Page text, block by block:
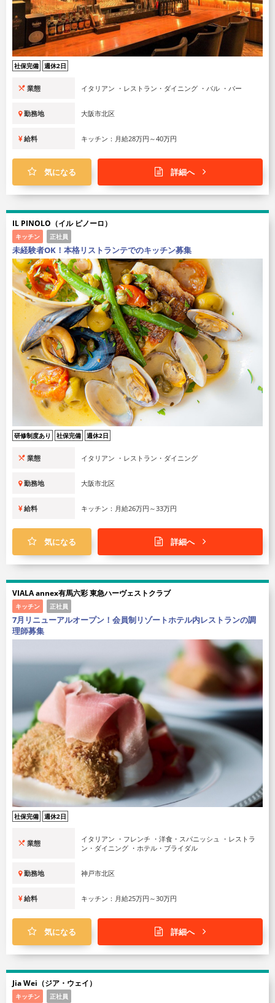
社保完備 週休2日
業態 イタリアン ・レストラン・ダイニング ・バル ・バー
勤務地 大阪市北区
給料 キッチン：月給28万円～40万円
気になる 詳細へ
IL PINOLO（イル ピノーロ）
キッチン 正社員
未経験者OK！本格リストランテでのキッチン募集
研修制度あり 社保完備 週休2日
業態 イタリアン ・レストラン・ダイニング
勤務地 大阪市北区
給料 キッチン：月給26万円～33万円
気になる 詳細へ
VIALA annex有馬六彩 東急ハーヴェストクラブ
キッチン 正社員
7月リニューアルオープン！会員制リゾートホテル内レストランの調
理師募集
社保完備 週休2日
業態
イタリアン ・フレンチ ・洋食・スパニッシュ ・レストラ
ン・ダイニング ・ホテル・ブライダル
勤務地 神戸市北区
給料 キッチン：月給25万円～30万円
気になる 詳細へ
Jia Wei（ジア・ウェイ）
キッチン 正社員